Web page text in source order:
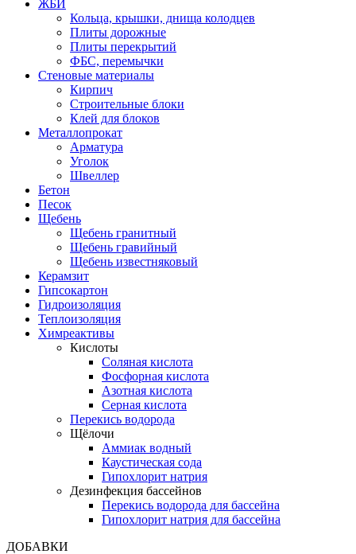
ЖБИ
Кольца, крышки, днища колодцев
Плиты дорожные
Плиты перекрытий
ФБС, перемычки
Стеновые материалы
Кирпич
Строительные блоки
Клей для блоков
Металлопрокат
Арматура
Уголок
Швеллер
Бетон
Песок
Щебень
Щебень гранитный
Щебень гравийный
Щебень известняковый
Керамзит
Гипсокартон
Гидроизоляция
Теплоизоляция
Химреактивы
Кислоты
Соляная кислота
Фосфорная кислота
Азотная кислота
Серная кислота
Перекись водорода
Щёлочи
Аммиак водный
Каустическая сода
Гипохлорит натрия
Дезинфекция бассейнов
Перекись водорода для бассейна
Гипохлорит натрия для бассейна
ДОБАВКИ